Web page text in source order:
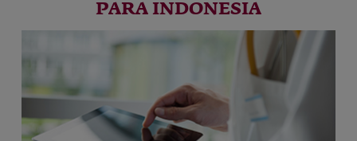
PARA INDONESIA